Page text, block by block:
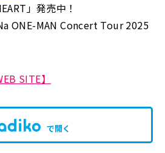
」発売中！
ONE-MAN Concert Tour 2025
SITE】
で開く